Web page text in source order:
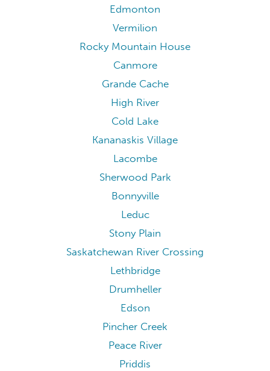
Edmonton
Vermilion
Rocky Mountain House
Canmore
Grande Cache
High River
Cold Lake
Kananaskis Village
Lacombe
Sherwood Park
Bonnyville
Leduc
Stony Plain
Saskatchewan River Crossing
Lethbridge
Drumheller
Edson
Pincher Creek
Peace River
Priddis